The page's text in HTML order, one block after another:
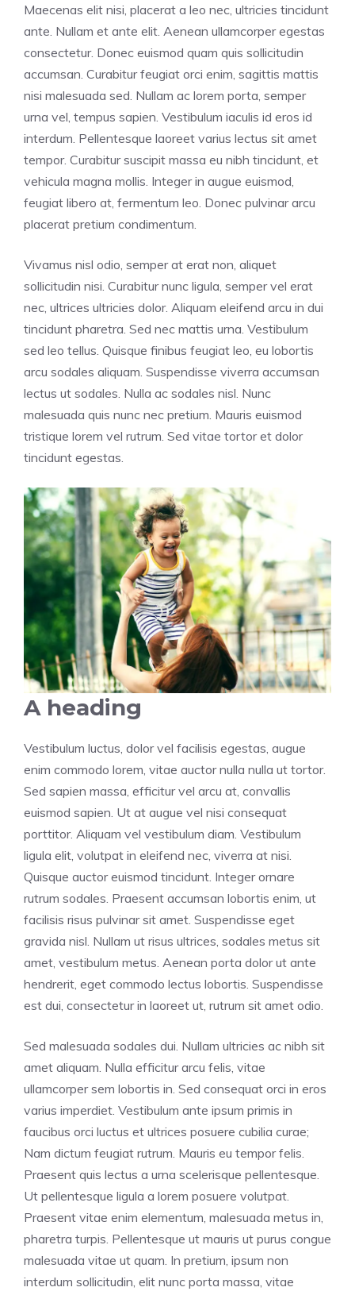
Maecenas elit nisi, placerat a leo nec, ultricies tincidunt
ante. Nullam et ante elit. Aenean ullamcorper egestas
consectetur. Donec euismod quam quis sollicitudin
accumsan. Curabitur feugiat orci enim, sagittis mattis
nisi malesuada sed. Nullam ac lorem porta, semper
urna vel, tempus sapien. Vestibulum iaculis id eros id
interdum. Pellentesque laoreet varius lectus sit amet
tempor. Curabitur suscipit massa eu nibh tincidunt, et
vehicula magna mollis. Integer in augue euismod,
feugiat libero at, fermentum leo. Donec pulvinar arcu
placerat pretium condimentum.
Vivamus nisl odio, semper at erat non, aliquet
sollicitudin nisi. Curabitur nunc ligula, semper vel erat
nec, ultrices ultricies dolor. Aliquam eleifend arcu in dui
tincidunt pharetra. Sed nec mattis urna. Vestibulum
sed leo tellus. Quisque finibus feugiat leo, eu lobortis
arcu sodales aliquam. Suspendisse viverra accumsan
lectus ut sodales. Nulla ac sodales nisl. Nunc
malesuada quis nunc nec pretium. Mauris euismod
tristique lorem vel rutrum. Sed vitae tortor et dolor
tincidunt egestas.
A heading
Vestibulum luctus, dolor vel facilisis egestas, augue
enim commodo lorem, vitae auctor nulla nulla ut tortor.
Sed sapien massa, efficitur vel arcu at, convallis
euismod sapien. Ut at augue vel nisi consequat
porttitor. Aliquam vel vestibulum diam. Vestibulum
ligula elit, volutpat in eleifend nec, viverra at nisi.
Quisque auctor euismod tincidunt. Integer ornare
rutrum sodales. Praesent accumsan lobortis enim, ut
facilisis risus pulvinar sit amet. Suspendisse eget
gravida nisl. Nullam ut risus ultrices, sodales metus sit
amet, vestibulum metus. Aenean porta dolor ut ante
hendrerit, eget commodo lectus lobortis. Suspendisse
est dui, consectetur in laoreet ut, rutrum sit amet odio.
Sed malesuada sodales dui. Nullam ultricies ac nibh sit
amet aliquam. Nulla efficitur arcu felis, vitae
ullamcorper sem lobortis in. Sed consequat orci in eros
varius imperdiet. Vestibulum ante ipsum primis in
faucibus orci luctus et ultrices posuere cubilia curae;
Nam dictum feugiat rutrum. Mauris eu tempor felis.
Praesent quis lectus a urna scelerisque pellentesque.
Ut pellentesque ligula a lorem posuere volutpat.
Praesent vitae enim elementum, malesuada metus in,
pharetra turpis. Pellentesque ut mauris ut purus congue
malesuada vitae ut quam. In pretium, ipsum non
interdum sollicitudin, elit nunc porta massa, vitae